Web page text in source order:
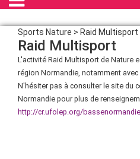
Sports Nature > Raid Multisport
Raid Multisport
L'activité Raid Multisport de Nature
région Normandie, notamment
N'hésiter pas à consulter le site du
Normandie pour plus de
http://cr.ufolep.org/bassenormandie